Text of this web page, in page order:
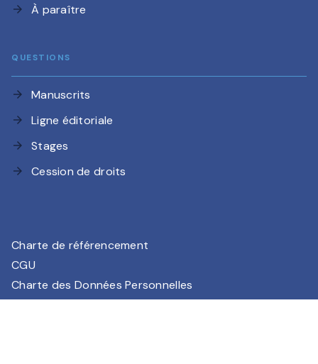
arrow_forward À paraître
QUESTIONS
arrow_forward Manuscrits
arrow_forward Ligne éditoriale
arrow_forward Stages
arrow_forward Cession de droits
Charte de référencement
CGU
Charte des Données Personnelles
Mentions légales